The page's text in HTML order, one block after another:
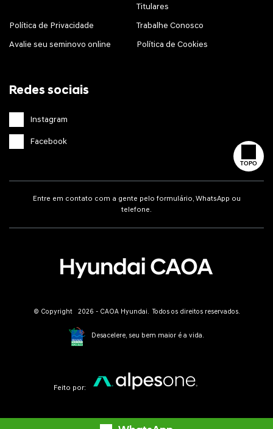
TOPO
Titulares
Política de Privacidade Trabalhe Conosco
Avalie seu seminovo online Política de Cookies
Redes sociais
Instagram
Facebook
Entre em contato com a gente pelo formulário, WhatsApp ou
telefone.
© Copyright 2026 - CAOA Hyundai. Todos os direitos reservados.
Desacelere, seu bem maior é a vida.
Feito por: